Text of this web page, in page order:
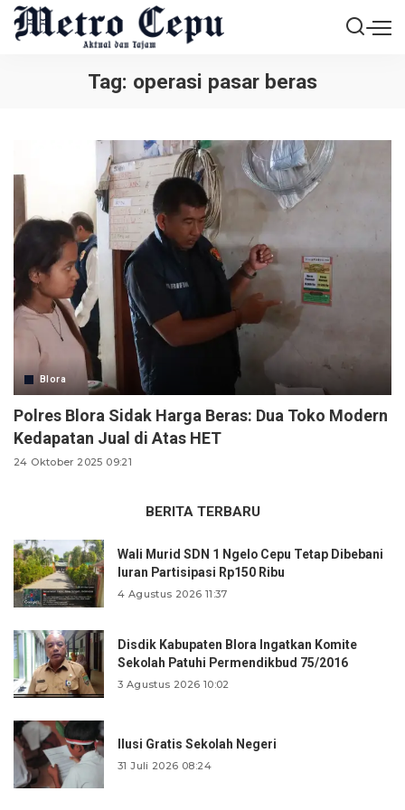
Tag: operasi pasar beras
Blora
Polres Blora Sidak Harga Beras: Dua Toko Modern
Kedapatan Jual di Atas HET
24 Oktober 2025 09:21
BERITA TERBARU
Wali Murid SDN 1 Ngelo Cepu Tetap Dibebani
Iuran Partisipasi Rp150 Ribu
4 Agustus 2026 11:37
Disdik Kabupaten Blora Ingatkan Komite
Sekolah Patuhi Permendikbud 75/2016
3 Agustus 2026 10:02
Ilusi Gratis Sekolah Negeri
31 Juli 2026 08:24